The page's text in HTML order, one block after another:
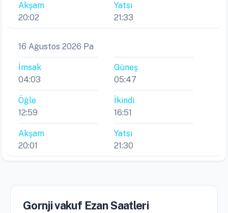
Akşam
20:02
Yatsı
21:33
16 Ağustos 2026 Pa
İmsak
04:03
Güneş
05:47
Öğle
12:59
İkindi
16:51
Akşam
20:01
Yatsı
21:30
Gornji vakuf Ezan Saatleri